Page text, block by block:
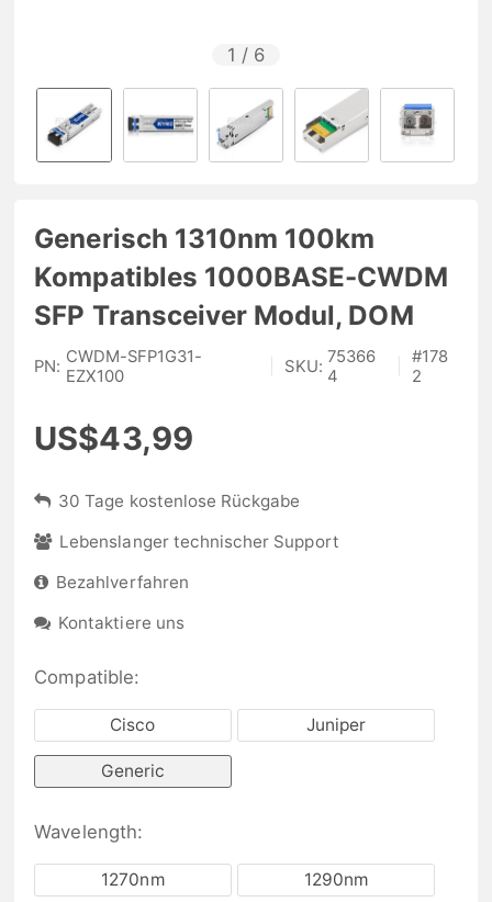
1 / 6
Generisch 1310nm 100km
Kompatibles 1000BASE-CWDM
SFP Transceiver Modul, DOM
PN: CWDM-SFP1G31-
EZX100
SKU: 75366
4
#178
2
US$43,99
30 Tage kostenlose Rückgabe
Lebenslanger technischer Support
Bezahlverfahren
Kontaktiere uns
Compatible:
Cisco Juniper
Generic
Wavelength:
1270nm 1290nm